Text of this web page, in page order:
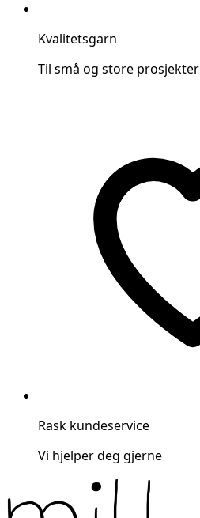
Kvalitetsgarn
Til små og store prosjekter
Rask kundeservice
Vi hjelper deg gjerne